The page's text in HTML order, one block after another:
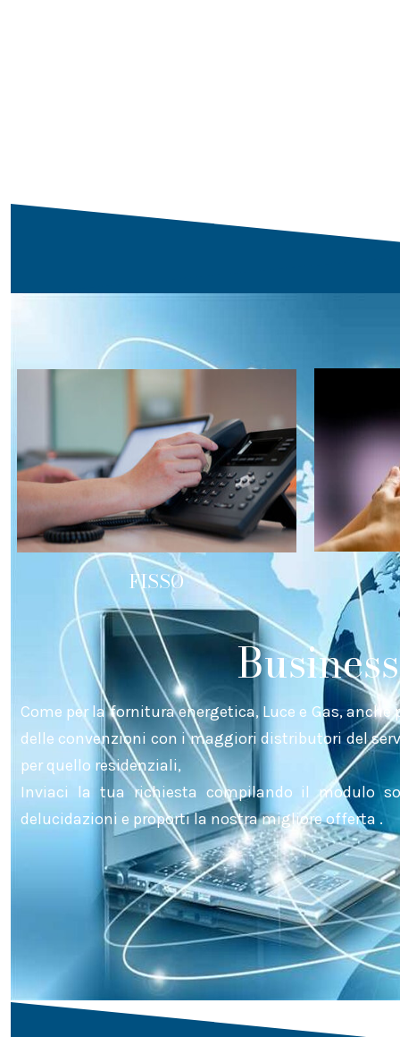
FISSO
Come per la fornitura energetica, Luce e Gas,
delle convenzioni con i maggiori distributori del
per quello residenziali,
Inviaci la tua richiesta compilando il modulo
delucidazioni e proporti la nostra migliore offerta .